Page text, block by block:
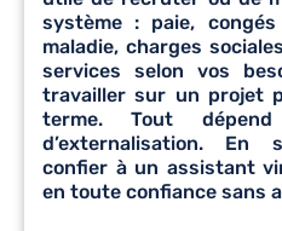
système : paie,
maladie, charges
services selon vos
travailler sur un projet
terme. Tout
d’externalisation. En
confier à un assistant
en toute confiance sans